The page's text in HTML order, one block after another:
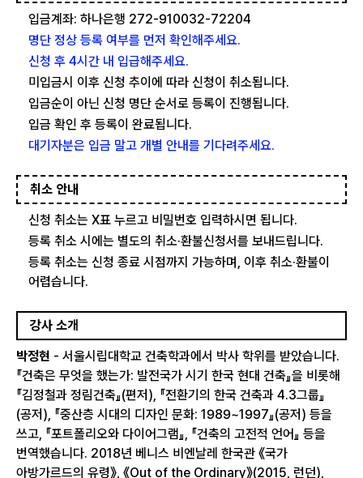
입금계좌: 하나은행 272-910032-72204
명단 정상 등록 여부를 먼저 확인해주세요.
신청 후 4시간 내 입급해주세요.
미입금시 이후 신청 추이에 따라 신청이 취소됩니다.
입금순이 아닌 신청 명단 순서로 등록이 진행됩니다.
입금 확인 후 등록이 완료됩니다.
대기자분은 입금 말고 개별 안내를 기다려주세요.
취소 안내
신청 취소는 X표 누르고 비밀번호 입력하시면 됩니다.
등록 취소 시에는 별도의 취소·환불신청서를 보내드립니다.
등록 취소는 신청 종료 시점까지 가능하며, 이후 취소·환불이
어렵습니다.
강사 소개
박정현 - 서울시립대학교 건축학과에서 박사 학위를 받았습니다.
『건축은 무엇을 했는가: 발전국가 시기 한국 현대 건축』을 비롯해
『김정철과 정림건축』(편저), 『전환기의 한국 건축과 4.3그룹』
(공저), 『중산층 시대의 디자인 문화: 1989~1997』(공저) 등을
쓰고, 『포트폴리오와 다이어그램』, 『건축의 고전적 언어』 등을
번역했습니다. 2018년 베니스 비엔날레 한국관 《국가
아방가르드의 유령》, 《Out of the Ordinary》(2015, 런던),